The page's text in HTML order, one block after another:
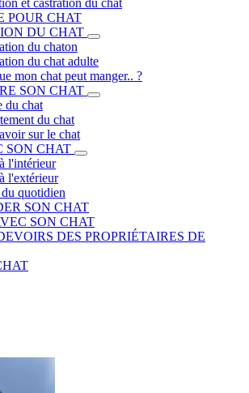
et castration du chat
POUR CHAT
DU CHAT
du chaton
du chat adulte
mon chat peut manger.. ?
SON CHAT
du chat
du chat
sur le chat
SON CHAT
l'intérieur
l'extérieur
quotidien
SON CHAT
SON CHAT
DES PROPRIÉTAIRES DE